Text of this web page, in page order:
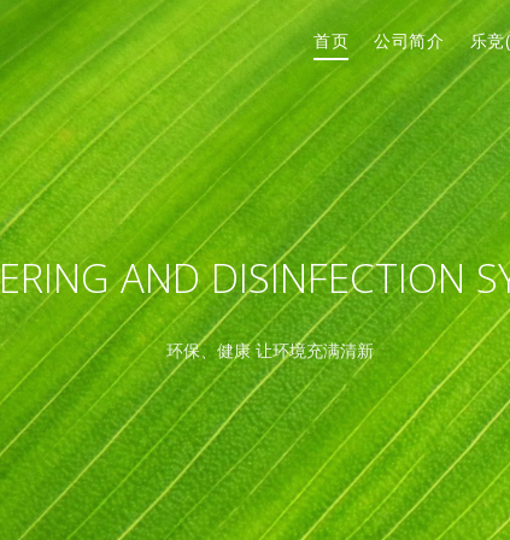
首页 公司简介 乐竞
AND DISINFECTION
环保、健康 让环境充满清新